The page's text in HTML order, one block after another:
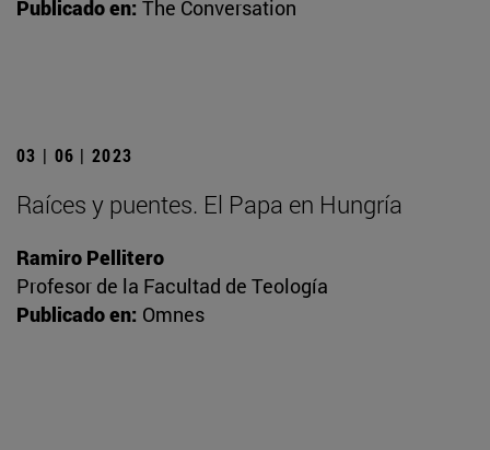
Publicado en: The Conversation
03 | 06 | 2023
Raíces y puentes. El Papa en Hungría
Ramiro Pellitero
Profesor de la Facultad de Teología
Publicado en: Omnes